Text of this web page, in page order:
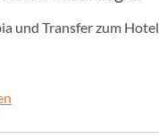
und Transfer zum